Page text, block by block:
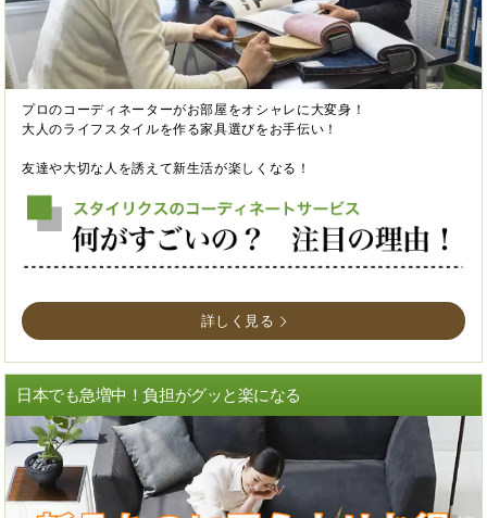
プロのコーディネーターがお部屋をオシャレに大変身！
大人のライフスタイルを作る家具選びをお手伝い！
友達や大切な人を誘えて新生活が楽しくなる！
詳しく見る
日本でも急増中！負担がグッと楽になる